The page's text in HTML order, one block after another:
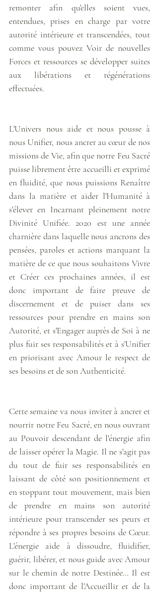
remonter afin qu'elles soient vues,
entendues, prises en charge par votre
autorité intérieure et transcendées, tout
comme vous pouvez Voir de nouvelles
Forces et ressources se développer suites
aux libérations et régénérations
effectuées.
L'Univers nous aide et nous pousse à
nous Unifier, nous ancrer au cœur de nos
missions de Vie, afin que notre Feu Sacré
puisse librement être accueilli et exprimé
en fluidité, que nous puissions Renaître
dans la matière et aider l'Humanité à
s'élever en Incarnant pleinement notre
Divinité Unifiée. 2020 est une année
charnière dans laquelle nous ancrons des
pensées, paroles et actions marquant la
matière de ce que nous souhaitons Vivre
et Créer ces prochaines années, il est
donc important de faire preuve de
discernement et de puiser dans ses
ressources pour prendre en mains son
Autorité, et s'Engager auprès de Soi à ne
plus fuir ses responsabilités et à s'Unifier
en priorisant avec Amour le respect de
ses besoins et de son Authenticité.
Cette semaine va nous inviter à ancrer et
nourrir notre Feu Sacré, en nous ouvrant
au Pouvoir descendant de l'énergie afin
de laisser opérer la Magie. Il ne s'agit pas
du tout de fuir ses responsabilités en
laissant de côté son positionnement et
en stoppant tout mouvement, mais bien
de prendre en mains son autorité
intérieure pour transcender ses peurs et
répondre à ses propres besoins de Cœur.
L'énergie aide à dissoudre, fluidifier,
guérir, libérer, et nous guide avec Amour
sur le chemin de notre Destinée… Il est
donc important de l'Accueillir et de la